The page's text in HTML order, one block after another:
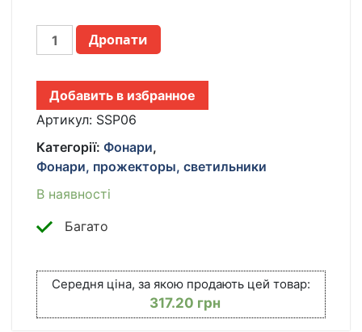
ФОНАРЬ
УЛИЧНЫЙ
06
СОЛНЕЧНАЯ
ПАНЕЛЬ,
КІЛЬКІСТЬ
Дропати
Добавить в избранное
Артикул: SSP06
Категорії: Фонари,
Фонари, прожекторы, светильники
В наявності
Багато
Середня ціна, за якою продають цей товар:
317.20 грн